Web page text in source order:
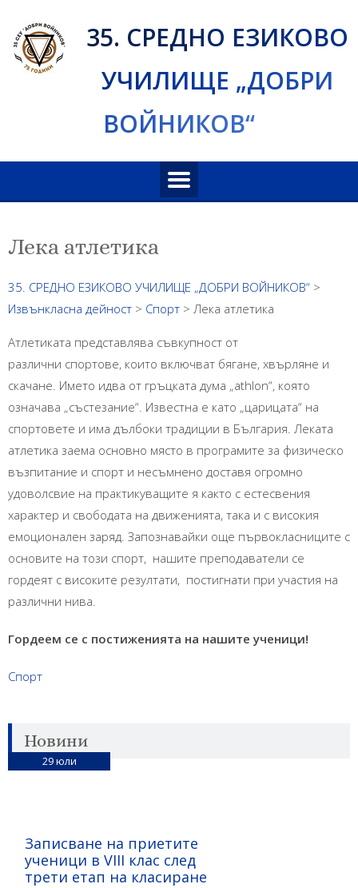
content
35. СРЕДНО ЕЗИКОВО
УЧИЛИЩЕ „ДОБРИ
ВОЙНИКОВ“
Лека атлетика
35. СРЕДНО ЕЗИКОВО УЧИЛИЩЕ „ДОБРИ ВОЙНИКОВ“ >
Извънкласна дейност > Спорт > Лека атлетика
Атлетиката представлява съвкупност от
различни спортове, които включват бягане, хвърляне и
скачане. Името идва от гръцката дума „athlon“, която
означава „състезание“. Известна е като „царицата“ на
спортовете и има дълбоки традиции в България. Леката
атлетика заема основно място в програмите за физическо
възпитание и спорт и несъмнено доставя огромно
удоволсвие на практикуващите я както с естесвения
характер и свободата на движенията, така и с високия
емоционален заряд. Запознавайки още първокласниците с
основите на този спорт, нашите преподаватели се
гордеят с високите резултати, постигнати при участия на
различни нива.
Гордеем се с постиженията на нашите ученици!
Спорт
Новини
29юли
Записване на приетите
ученици в VIII клас след
трети етап на класиране